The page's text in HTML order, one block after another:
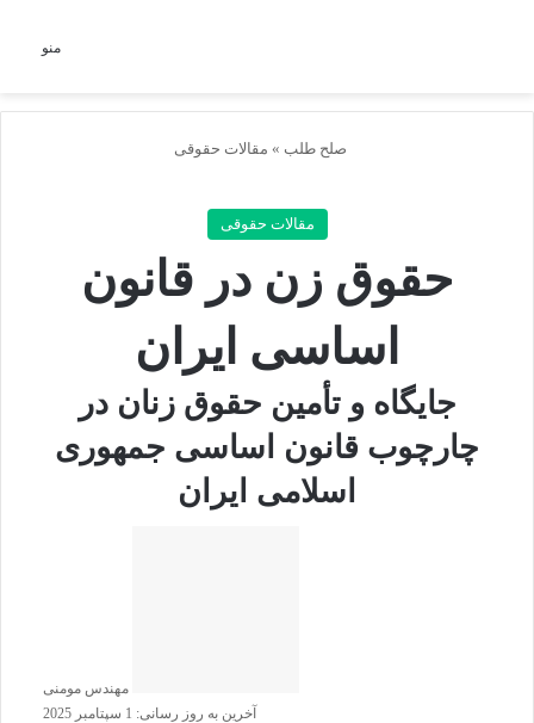
منو
صلح طلب » مقالات حقوقی
مقالات حقوقی
حقوق زن در قانون
اساسی ایران
جایگاه و تأمین حقوق زنان در
چارچوب قانون اساسی جمهوری
اسلامی ایران
مهندس مومنی
آخرین به روز رسانی: 1 سپتامبر 2025